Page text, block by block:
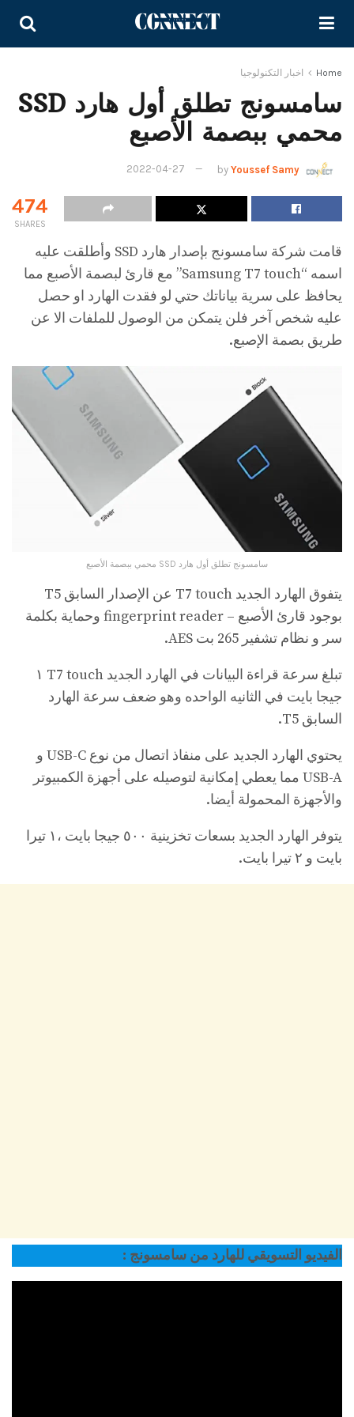
Home اخبار التكنولوجيا
سامسونج تطلق أول هارد SSD
محمي ببصمة الأصبع
by Youssef Samy
2022-04-27
474
SHARES
قامت شركة سامسونج بإصدار هارد SSD وأطلقت عليه
اسمه “Samsung T7 touch” مع قارئ لبصمة الأصبع مما
يحافظ على سرية بياناتك حتي لو فقدت الهارد او حصل
عليه شخص آخر فلن يتمكن من الوصول للملفات الا عن
طريق بصمة الإصبع.
سامسونج تطلق أول هارد SSD محمي ببصمة الأصبع
يتفوق الهارد الجديد T7 touch عن الإصدار السابق T5
بوجود قارئ الأصبع – fingerprint reader وحماية بكلمة
سر و نظام تشفير 265 بت AES.
تبلغ سرعة قراءة البيانات في الهارد الجديد T7 touch ١
جيجا بايت في الثانيه الواحده وهو ضعف سرعة الهارد
السابق T5.
يحتوي الهارد الجديد على منفاذ اتصال من نوع USB-C و
USB-A مما يعطي إمكانية لتوصيله على أجهزة الكمبيوتر
والأجهزة المحمولة أيضا.
يتوفر الهارد الجديد بسعات تخزينية ٥٠٠ جيجا بايت ،١ تيرا
بايت و ٢ تيرا بايت.
الفيديو التسويقي للهارد من سامسونج :